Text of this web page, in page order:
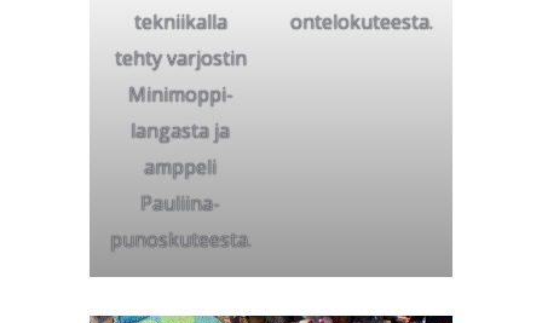
tekniikalla
tehty varjostin
Minimoppi-
langasta ja
amppeli
Pauliina-
punoskuteesta.
ontelokuteesta.